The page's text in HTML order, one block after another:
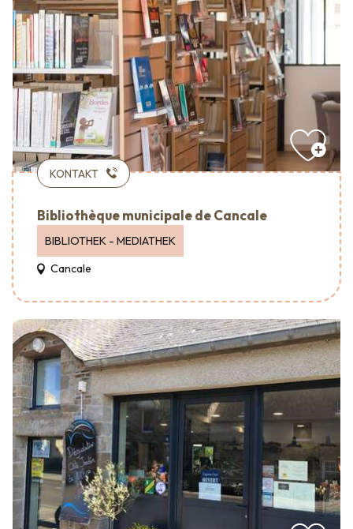
KONTAKT
Bibliothèque municipale de Cancale
BIBLIOTHEK - MEDIATHEK
Cancale